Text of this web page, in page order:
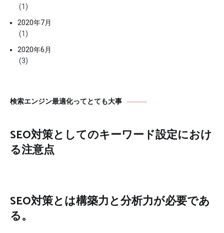
(1)
2020年7月
(1)
2020年6月
(3)
検索エンジン最適化ってとても大事
SEO対策としてのキーワード設定におけ
る注意点
SEO対策とは構築力と分析力が必要であ
る。